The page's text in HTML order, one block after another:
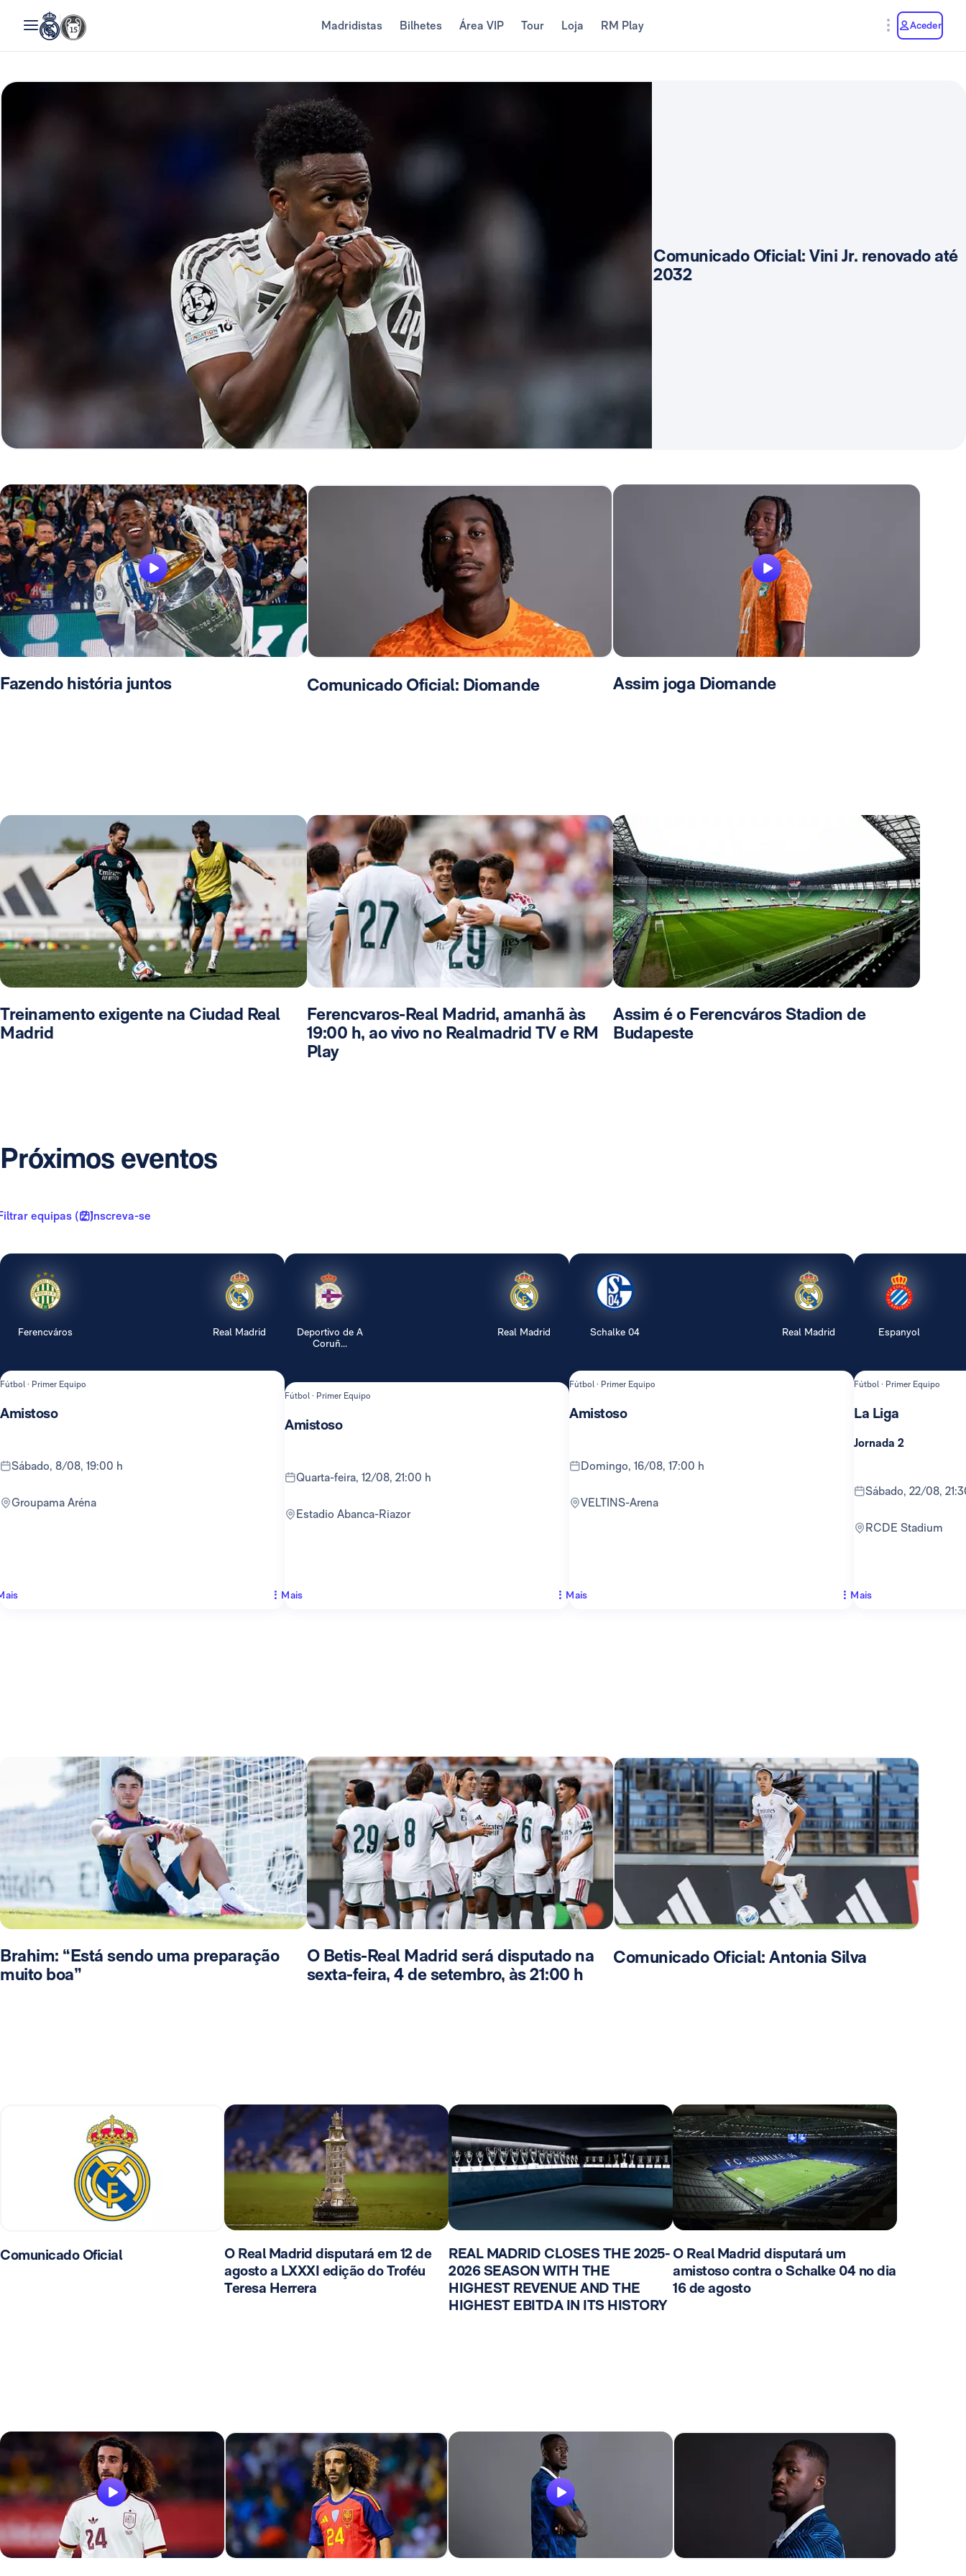
Madridistas Bilhetes Área VIP Tour Loja RM Play Aceder
Comunicado Oficial: Vini Jr. renovado até
2032
Fazendo história juntos Comunicado Oficial: Diomande Assim joga Diomande
Treinamento exigente na Ciudad Real
Madrid
Ferencvaros-Real Madrid, amanhã às
19:00 h, ao vivo no Realmadrid TV e RM
Play
Assim é o Ferencváros Stadion de
Budapeste
Próximos eventos
equipas ( 2 )Inscreva-se
Ferencváros Real Madrid
Fútbol · Primer Equipo
Amistoso
sábado, 8/08, 19:00 h
Groupama Aréna
Deportivo de A
Coruñ...
Real Madrid
Fútbol · Primer Equipo
Amistoso
quarta-feira, 12/08, 21:00 h
Estadio Abanca-Riazor
Mais
Schalke 04 Real Madrid
Fútbol · Primer Equipo
Amistoso
domingo, 16/08, 17:00 h
VELTINS-Arena
Mais
Espanyol
Fútbol · Primer Equipo
La Liga
Jornada 2
sábado, 22/08,
RCDE Stadium
Mais
Brahim: “Está sendo uma preparação
muito boa”
O Betis-Real Madrid será disputado na
sexta-feira, 4 de setembro, às 21:00 h
Comunicado Oficial: Antonia Silva
Comunicado Oficial
O Real Madrid disputará em 12 de
agosto a LXXXI edição do Troféu
Teresa Herrera
REAL MADRID CLOSES THE 2025-
2026 SEASON WITH THE
HIGHEST REVENUE AND THE
HIGHEST EBITDA IN ITS HISTORY
O Real Madrid disputará um
amistoso contra o Schalke 04 no dia
16 de agosto